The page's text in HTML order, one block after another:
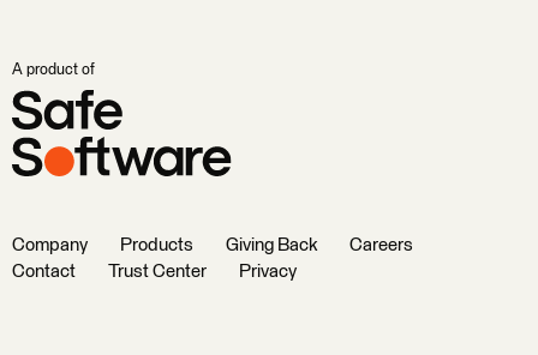
A product of
Company Products Giving Back
Careers
Contact
Trust Center Privacy